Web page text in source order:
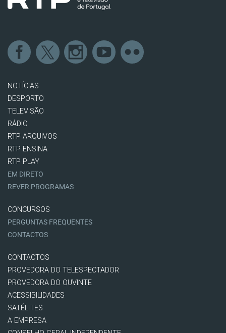
NOTÍCIAS
DESPORTO
TELEVISÃO
RÁDIO
RTP ARQUIVOS
RTP ENSINA
RTP PLAY
EM DIRETO
REVER PROGRAMAS
CONCURSOS
PERGUNTAS FREQUENTES
CONTACTOS
CONTACTOS
PROVEDORA DO TELESPECTADOR
PROVEDORA DO OUVINTE
ACESSIBILIDADES
SATÉLITES
A EMPRESA